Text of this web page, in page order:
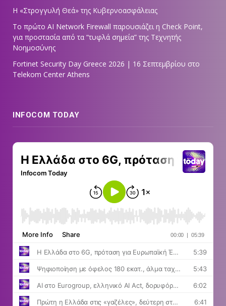
Η «Στρογγυλή Θεά» της Κυβερνοασφάλειας
Tο πρώτο AI Network Firewall παρουσιάζει η Check Point,
για προστασία από τα “τυφλά σημεία” της Τεχνητής
Νοημοσύνης
Fortinet Security Day Greece 2026 | 16 Σεπτεμβρίου στο
Telekom Center Athens
INFOCOM TODAY